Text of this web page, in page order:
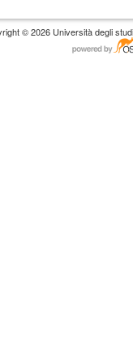
© 2026 Università degli